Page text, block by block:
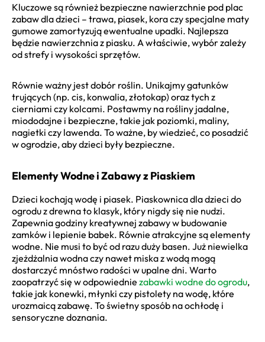
Kluczowe są również bezpieczne nawierzchnie pod plac
zabaw dla dzieci – trawa, piasek, kora czy specjalne maty
gumowe zamortyzują ewentualne upadki. Najlepsza
będzie nawierzchnia z piasku. A właściwie, wybór zależy
od strefy i wysokości sprzętów.
Równie ważny jest dobór roślin. Unikajmy gatunków
trujących (np. cis, konwalia, złotokap) oraz tych z
cierniami czy kolcami. Postawmy na rośliny jadalne,
miododajne i bezpieczne, takie jak poziomki, maliny,
nagietki czy lawenda. To ważne, by wiedzieć, co posadzić
w ogrodzie, aby dzieci były bezpieczne.
Elementy Wodne i Zabawy z Piaskiem
Dzieci kochają wodę i piasek. Piaskownica dla dzieci do
ogrodu z drewna to klasyk, który nigdy się nie nudzi.
Zapewnia godziny kreatywnej zabawy w budowanie
zamków i lepienie babek. Równie atrakcyjne są elementy
wodne. Nie musi to być od razu duży basen. Już niewielka
zjeżdżalnia wodna czy nawet miska z wodą mogą
dostarczyć mnóstwo radości w upalne dni. Warto
zaopatrzyć się w odpowiednie zabawki wodne do ogrodu,
takie jak konewki, młynki czy pistolety na wodę, które
urozmaicą zabawę. To świetny sposób na ochłodę i
sensoryczne doznania.